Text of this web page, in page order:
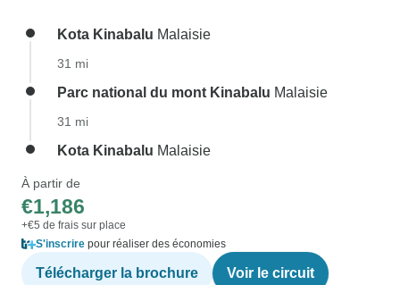
Kota Kinabalu Malaisie
31 mi
Parc national du mont Kinabalu Malaisie
31 mi
Kota Kinabalu Malaisie
À partir de
€1,186
+€5 de frais sur place
S'inscrire pour réaliser des économies
Télécharger la brochure Voir le circuit